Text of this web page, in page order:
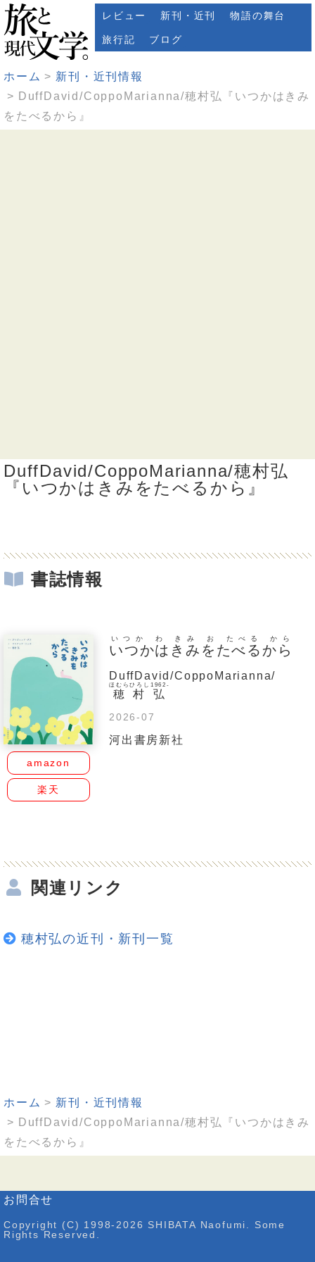
レビュー 新刊・近刊 物語の舞台
旅行記 ブログ
ホーム
新刊・近刊情報
DuffDavid/CoppoMarianna/穂村弘『いつかはきみ
をたべるから』
DuffDavid/CoppoMarianna/穂村弘
『いつかはきみをたべるから』
書誌情報
amazon
楽天
いつかはきみをたべるから
いつか わ きみ お たべる から
DuffDavid/CoppoMarianna/
穂村弘
ほむらひろし1962-
2026-07
河出書房新社
関連リンク
穂村弘の近刊・新刊一覧
ホーム
新刊・近刊情報
DuffDavid/CoppoMarianna/穂村弘『いつかはきみ
をたべるから』
お問合せ
Copyright (C) 1998-2026 SHIBATA Naofumi. Some
Rights Reserved.